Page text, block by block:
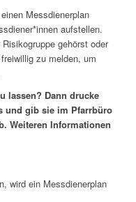
Messdienerplan
aufstellen.
gehörst oder
zu melden, um
lassen? Dann drucke
und gib sie im Pfarrbüro
Weiteren Informationen
wird ein Messdienerplan